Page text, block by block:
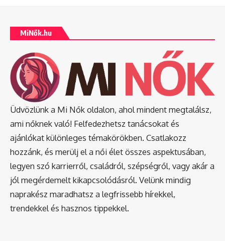
MiNők.hu
Üdvözlünk a Mi Nők oldalon, ahol mindent megtalálsz,
ami nőknek való! Felfedezhetsz tanácsokat és
ajánlókat különleges témakörökben. Csatlakozz
hozzánk, és merülj el a női élet összes aspektusában,
legyen szó karrierről, családról, szépségről, vagy akár a
jól megérdemelt kikapcsolódásról. Velünk mindig
naprakész maradhatsz a legfrissebb hírekkel,
trendekkel és hasznos tippekkel.